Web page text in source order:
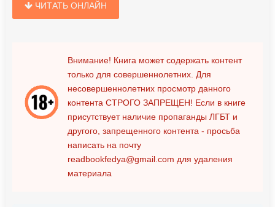
ЧИТАТЬ ОНЛАЙН
Внимание! Книга может содержать контент
только для совершеннолетних. Для
несовершеннолетних просмотр данного
контента СТРОГО ЗАПРЕЩЕН! Если в книге
присутствует наличие пропаганды ЛГБТ и
другого, запрещенного контента - просьба
написать на почту
readbookfedya@gmail.com для удаления
материала